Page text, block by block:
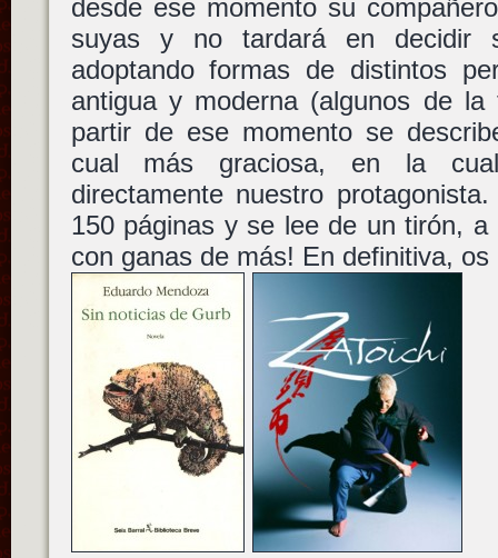
desde ese momento su
suyas y no tardará en decidir
adoptando formas de distintos
antigua y moderna (algunos de la
partir de ese momento se
cual más graciosa, en la
directamente nuestro
150 páginas y se lee de un tirón,
con ganas de más! En definitiva, os